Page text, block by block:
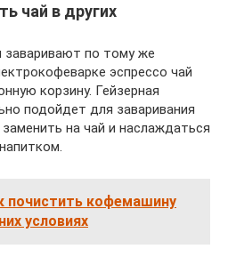
чай в других
заваривают по тому же
эспрессо чай
корзину. Гейзерная
подойдет для заваривания
на чай и наслаждаться
почистить кофемашину
условиях